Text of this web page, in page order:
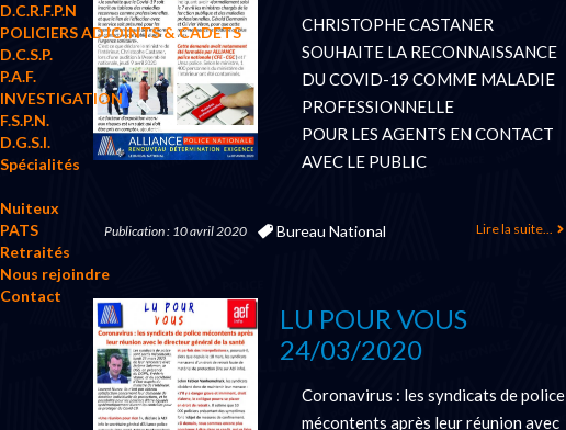
D.C.R.F.P.N
POLICIERS ADJOINTS & CADETS
D.C.S.P.
P.A.F.
INVESTIGATION
F.S.P.N.
D.G.S.I.
Spécialités
Nuiteux
PATS
Retraités
Nous rejoindre
Contact
CHRISTOPHE CASTANER
SOUHAITE LA RECONNAISSANCE
DU COVID-19 COMME MALADIE
PROFESSIONNELLE
POUR LES AGENTS EN CONTACT
AVEC LE PUBLIC
Publication : 10 avril 2020 Lire la suite...
Bureau National
LU POUR VOUS
24/03/2020
Coronavirus : les syndicats de police
mécontents après leur réunion avec